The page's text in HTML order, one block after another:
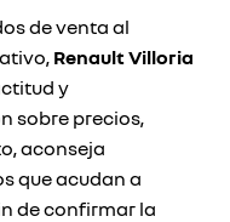
de venta al
Renault Villoria
y
sobre precios,
aconseja
que acudan a
de confirmar la